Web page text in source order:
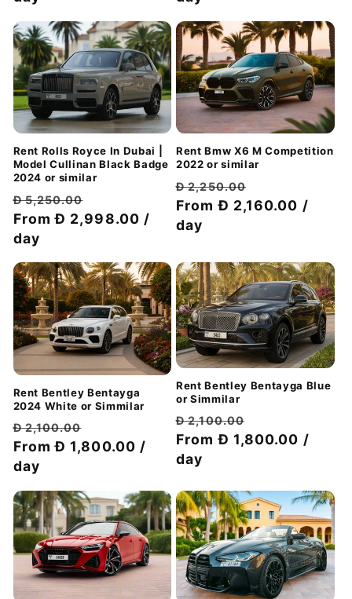
Rent Rolls Royce In Dubai |
Model Cullinan Black Badge
2024 or similar
سعر
عادي
Đ 5,250.00
الخصم
From Đ 2,998.00 /
day
Rent Bmw X6 M Competition
2022 or similar
سعر
عادي
Đ 2,250.00
الخصم
From Đ 2,160.00 /
day
Rent Bentley Bentayga
2024 White or Simmilar
سعر
عادي
Đ 2,100.00
الخصم
From Đ 1,800.00 /
day
Rent Bentley Bentayga Blue
or Simmilar
سعر
عادي
Đ 2,100.00
الخصم
From Đ 1,800.00 /
day